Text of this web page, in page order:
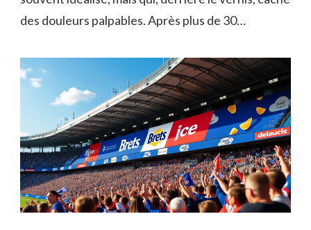
des douleurs palpables. Après plus de 30…